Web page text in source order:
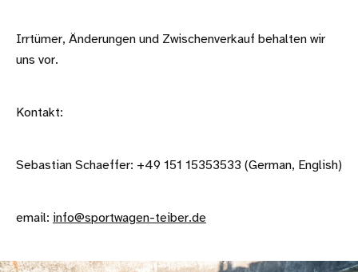
Irrtümer, Änderungen und Zwischenverkauf behalten wir
uns vor.
Kontakt:
Sebastian Schaeffer: +49 151 15353533 (German, English)
email: info@sportwagen-teiber.de